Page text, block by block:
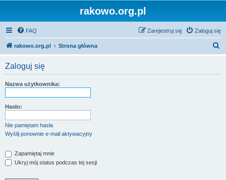
rakowo.org.pl
FAQ Zaloguj się
Zarejestruj się
rakowo.org.pl Strona główna
Zaloguj się
Nazwa użytkownika:
Hasło:
Nie pamiętam hasła
Wyślij ponownie e-mail aktywacyjny
Zapamiętaj mnie
Ukryj mój status podczas tej sesji